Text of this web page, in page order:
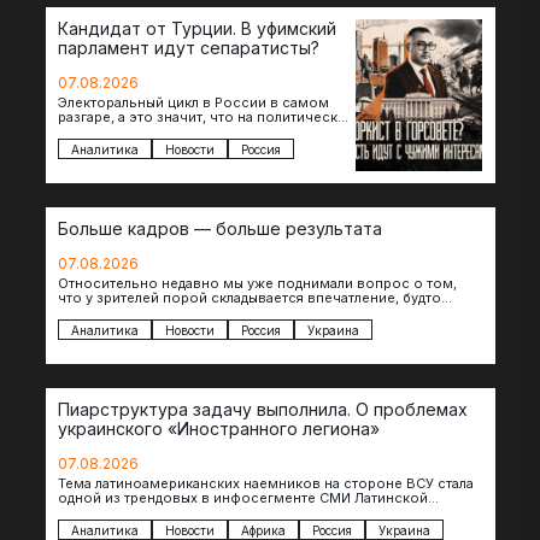
Кандидат от Турции. В уфимский
парламент идут сепаратисты?
07.08.2026
Электоральный цикл в России в самом
разгаре, а это значит, что на политическое
сомнительной репутацией….
Аналитика Новости Россия
Больше кадров — больше результата
07.08.2026
Относительно недавно мы уже поднимали вопрос о том,
что у зрителей порой складывается впечатление, будто
Аналитика Новости Россия Украина
Пиарструктура задачу выполнила. О проблемах
украинского «Иностранного легиона»
07.08.2026
Тема латиноамериканских наемников на стороне ВСУ стала
одной из трендовых в инфосегменте СМИ Латинской
Аналитика Новости Африка Россия Украина